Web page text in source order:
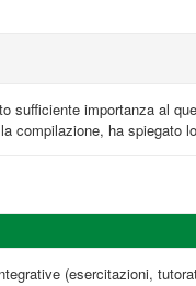
sufficiente importanza al
compilazione, ha spiegato
(esercitazioni,